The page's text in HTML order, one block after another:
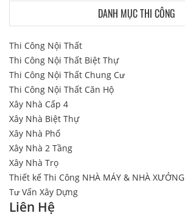
DANH MỤC THI CÔNG
Thi Công Nội Thất
Thi Công Nội Thất Biệt Thự
Thi Công Nội Thất Chung Cư
Thi Công Nội Thất Căn Hộ
Xây Nhà Cấp 4
Xây Nhà Biệt Thự
Xây Nhà Phố
Xây Nhà 2 Tầng
Xây Nhà Trọ
Thiết kế Thi Công NHÀ MÁY & NHÀ XƯỞNG
Tư Vấn Xây Dựng
Liên Hệ